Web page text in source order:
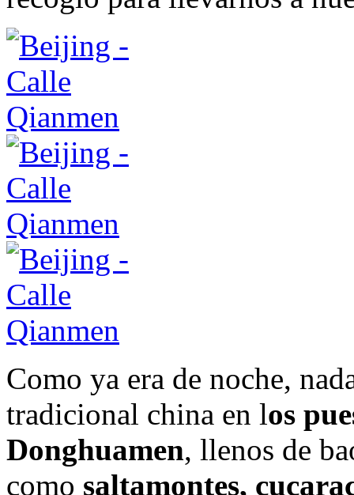
Como ya era de noche,
tradicional china en los
Donghuamen, llenos de
como saltamontes,